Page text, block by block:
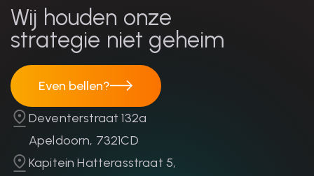
Wij houden onze
strategie niet geheim
Even bellen?
Deventerstraat 132a
Apeldoorn, 7321CD
Kapitein Hatterasstraat 5,